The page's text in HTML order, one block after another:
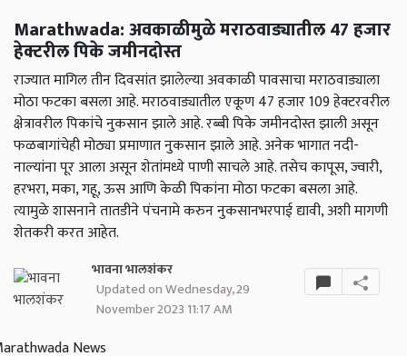
Marathwada: अवकाळीमुळे मराठवाड्यातील 47 हजार
हेक्टरील पिके जमीनदोस्त
राज्यात मागिल तीन दिवसांत झालेल्या अवकाळी पावसाचा मराठवाड्याला
मोठा फटका बसला आहे. मराठवाड्यातील एकूण 47 हजार 109 हेक्टरवरील
क्षेत्रावरील पिकांचे नुकसान झाले आहे. रब्बी पिके जमीनदोस्त झाली असून
फळबागांचेही मोठ्या प्रमाणात नुकसान झाले आहे. अनेक भागात नदी-
नाल्यांना पूर आला असून शेतांमध्ये पाणी साचले आहे. तसेच कापूस, ज्वारी,
हरभरा, मका, गहू, ऊस आणि केळी पिकांना मोठा फटका बसला आहे.
त्यामुळे शासनाने तातडीने पंचनामे करुन नुकसानभरपाई द्यावी, अशी मागणी
शेतकरी करत आहेत.
भावना भालशंकर
Updated on Wednesday, 29
November 2023 11:17 AM